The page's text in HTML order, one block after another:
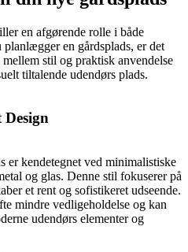
en afgørende rolle i både
en gårdsplads, er det
stil og praktisk anvendelse
tiltalende udendørs plads.
er kendetegnet ved minimalistiske
og glas. Denne stil fokuserer på
et rent og sofistikeret udseende.
mindre vedligeholdelse og kan
udendørs elementer og